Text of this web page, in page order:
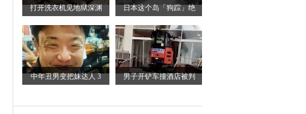
打开洗衣机见地狱深渊 日本这个岛「狗踪」绝
中年丑男变把妹达人 3 男子开铲车撞酒店被判